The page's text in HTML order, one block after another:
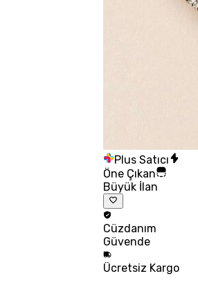
Plus Satıcı
Öne Çıkan
Büyük İlan
Cüzdanım
Güvende
Ücretsiz Kargo